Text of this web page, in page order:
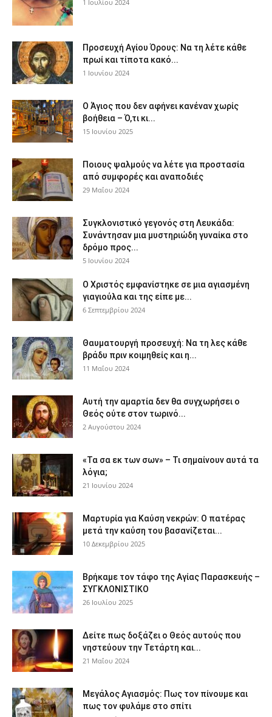
1 Ιουλίου 2024
Προσευχή Αγίου Όρους: Να τη λέτε κάθε
πρωί και τίποτα κακό...
1 Ιουνίου 2024
Ο Άγιος που δεν αφήνει κανέναν χωρίς
βοήθεια – Ό,τι κι...
15 Ιουνίου 2025
Ποιους ψαλμούς να λέτε για προστασία
από συμφορές και αναποδιές
29 Μαΐου 2024
Συγκλονιστικό γεγονός στη Λευκάδα:
Συνάντησαν μια μυστηριώδη γυναίκα στο
δρόμο προς...
5 Ιουνίου 2024
Ο Χριστός εμφανίστηκε σε μια αγιασμένη
γιαγιούλα και της είπε με...
6 Σεπτεμβρίου 2024
Θαυματουργή προσευχή: Να τη λες κάθε
βράδυ πριν κοιμηθείς και η...
11 Μαΐου 2024
Αυτή την αμαρτία δεν θα συγχωρήσει ο
Θεός ούτε στον τωρινό...
2 Αυγούστου 2024
«Τα σα εκ των σων» – Τι σημαίνουν αυτά τα
λόγια;
21 Ιουνίου 2024
Μαρτυρία για Καύση νεκρών: Ο πατέρας
μετά την καύση του βασανίζεται...
10 Δεκεμβρίου 2025
Βρήκαμε τον τάφο της Αγίας Παρασκευής –
ΣΥΓΚΛΟΝΙΣΤΙΚΟ
26 Ιουλίου 2025
Δείτε πως δοξάζει ο Θεός αυτούς που
νηστεύουν την Τετάρτη και...
21 Μαΐου 2024
Μεγάλος Αγιασμός: Πως τον πίνουμε και
πως τον φυλάμε στο σπίτι